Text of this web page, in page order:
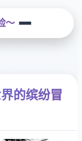
～
的缤纷冒